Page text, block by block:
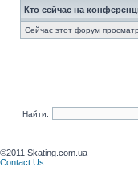
Кто сейчас на
Сейчас этот форум
Найти:
©2011 Skating.com.ua
Contact Us